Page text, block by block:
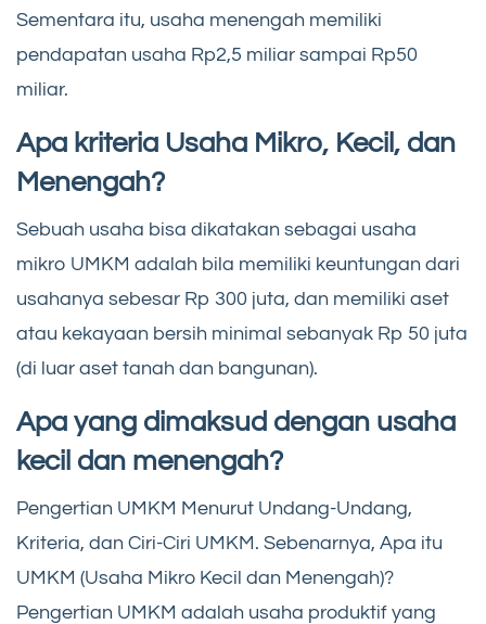
Sementara itu, usaha menengah memiliki
pendapatan usaha Rp2,5 miliar sampai Rp50
miliar.
Apa kriteria Usaha Mikro, Kecil, dan
Menengah?
Sebuah usaha bisa dikatakan sebagai usaha
mikro UMKM adalah bila memiliki keuntungan dari
usahanya sebesar Rp 300 juta, dan memiliki aset
atau kekayaan bersih minimal sebanyak Rp 50 juta
(di luar aset tanah dan bangunan).
Apa yang dimaksud dengan usaha
kecil dan menengah?
Pengertian UMKM Menurut Undang-Undang,
Kriteria, dan Ciri-Ciri UMKM. Sebenarnya, Apa itu
UMKM (Usaha Mikro Kecil dan Menengah)?
Pengertian UMKM adalah usaha produktif yang